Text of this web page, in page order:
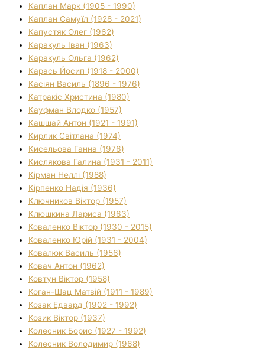
Каплан Марк (1905 - 1990)
Каплан Самуїл (1928 - 2021)
Капустяк Олег (1962)
Каракуль Іван (1963)
Каракуль Ольга (1962)
Карась Йосип (1918 - 2000)
Касіян Василь (1896 - 1976)
Катракіс Христина (1980)
Кауфман Влодко (1957)
Кашшай Антон (1921 - 1991)
Кирлик Світлана (1974)
Кисельова Ганна (1976)
Кислякова Галина (1931 - 2011)
Кірман Неллі (1988)
Кірпенко Надія (1936)
Ключников Віктор (1957)
Клюшкина Лариса (1963)
Коваленко Віктор (1930 - 2015)
Коваленко Юрій (1931 - 2004)
Ковалюк Василь (1956)
Ковач Антон (1962)
Ковтун Віктор (1958)
Коган-Шац Матвій (1911 - 1989)
Козак Едвард (1902 - 1992)
Козик Віктор (1937)
Колесник Борис (1927 - 1992)
Колесник Володимир (1968)